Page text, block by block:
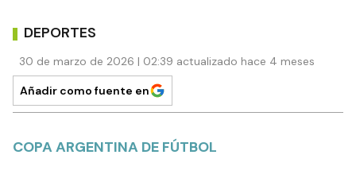
DEPORTES
30 de marzo de 2026 | 02:39 actualizado hace 4 meses
Añadir como fuente en
COPA ARGENTINA DE FÚTBOL